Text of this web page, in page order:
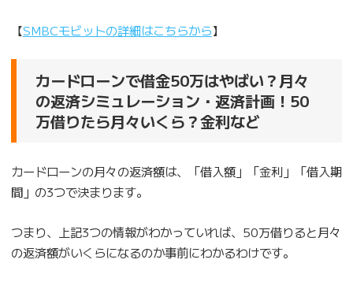
【SMBCモビットの詳細はこちらから】
カードローンで借金50万はやばい？月々
の返済シミュレーション・返済計画！50
万借りたら月々いくら？金利など
カードローンの月々の返済額は、「借入額」「金利」「借入期
間」の3つで決まります。
つまり、上記3つの情報がわかっていれば、50万借りると月々
の返済額がいくらになるのか事前にわかるわけです。